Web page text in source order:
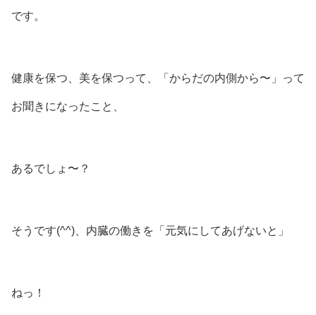
です。
健康を保つ、美を保つって、「からだの内側から〜」って
お聞きになったこと、
あるでしょ〜？
そうです(⁠^⁠^⁠)、内臓の働きを「元気にしてあげないと」
ねっ！